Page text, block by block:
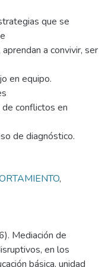
que se
a convivir, ser
en equipo.
de conflictos en
de diagnóstico.
,
Mediación de
en los
básica, unidad